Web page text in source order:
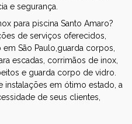
e segurança.
para piscina Santo Amaro?
de serviços oferecidos,
São Paulo,guarda corpos,
escadas, corrimãos de inox,
e guarda corpo de vidro.
instalações em ótimo estado, a
de seus clientes,